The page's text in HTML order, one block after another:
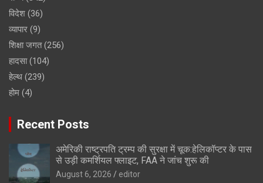
विदेश (36)
व्यापार (9)
शिक्षा जगत(256)
हादसा(104)
हेल्थ (239)
होम (4)
Recent Posts
अमेरिकी राष्ट्रपति ट्रम्प की सुरक्षा में चूक:हेलिकॉप्टर के पास
से उड़ी कमर्शियल फ्लाइट, FAA ने जांच शुरू की
August 6, 2026 editor